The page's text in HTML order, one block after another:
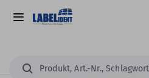
Hauptinhalt
springen
Alle
Suchen...